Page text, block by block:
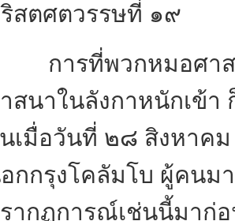
สตศตวรรษที่ ๑๙
ารที่พวกหมอศาสน
สนาในลังกาหนักเข้า
เมื่อวันที่ ๒๘ สิงหาค
กกรุงโคลัมโบ ผู้คนม
ากฏการณ์เช่นนี้มาก่อ